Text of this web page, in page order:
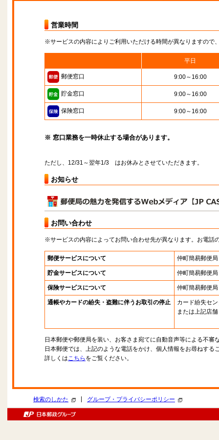
営業時間
※サービスの内容によりご利用いただける時間が異なりますので
平日
郵便窓口 9:00～16:00
貯金窓口 9:00～16:00
保険窓口 9:00～16:00
※ 窓口業務を一時休止する場合があります。
ただし、12/31～翌年1/3 はお休みとさせていただきます。
お知らせ
お問い合わせ
※サービスの内容によってお問い合わせ先が異なります。お電話
郵便サービスについて 仲町簡易郵便局
貯金サービスについて 仲町簡易郵便局
保険サービスについて 仲町簡易郵便局
通帳やカードの紛失・盗難に伴うお取引の停止
カード紛失セ
または上記店舗
日本郵便や郵便局を装い、お客さま宛てに自動音声等による不審
日本郵便では、上記のような電話をかけ、個人情報をお尋ねする
詳しくはこちら をご覧ください。
検索のしかた グループ・プライバシーポリシー